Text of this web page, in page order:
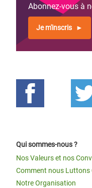
Abonnez-vous à
Je m'inscris
Qui sommes-nous ?
Nos Valeurs et nos
Comment nous Luttons
Notre Organisation